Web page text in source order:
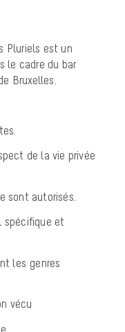
Pluriels est un
le cadre du bar
Bruxelles.
de la vie privée
sont autorisés.
spécifique et
les genres
vécu